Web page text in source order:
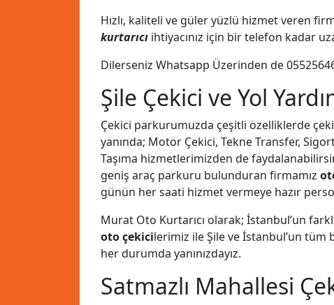
Hızlı, kaliteli ve güler yüzlü hizmet veren
kurtarıcı ihtiyacınız için bir telefon kadar
Dilerseniz Whatsapp Üzerinden de
Şile Çekici ve Yol
Çekici parkurumuzda çeşitli özelliklerde
yanında; Motor Çekici, Tekne Transfer,
Taşıma hizmetlerimizden de
geniş araç parkuru bulunduran firmamız
günün her saati hizmet vermeye hazır
Murat Oto Kurtarıcı olarak; İstanbul’un
oto çekicilerimiz ile Şile ve İstanbul’un tüm
her durumda yanınızdayız.
Satmazlı Mahallesi